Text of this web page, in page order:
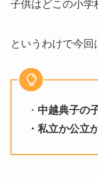
子供はどこの小学
というわけで今回
・ 中越典子の
・私立か公立